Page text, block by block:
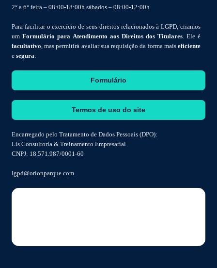
2° a 6° feira – 08:00-18:00h sábados – 08:00-12:00h
Para facilitar o exercício de seus direitos relacionados à LGPD, criamos
um Formulário para Atendimento aos Direitos dos Titulares . Ele é
facultativo , mas permitirá avaliar sua requisição da forma mais eficiente
e segura:
Formulário
Termos de uso do site
Encarregado pelo Tratamento de Dados Pessoais (DPO):
Lis Consultoria & Treinamento Empresarial
CNPJ: 18.571.987/0001-60
lgpd@orionparque.com